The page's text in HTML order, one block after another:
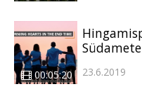
00:05:20 23.6.2019